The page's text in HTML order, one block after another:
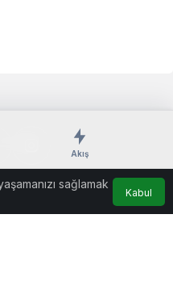
sağlamak
Kabul
Akış